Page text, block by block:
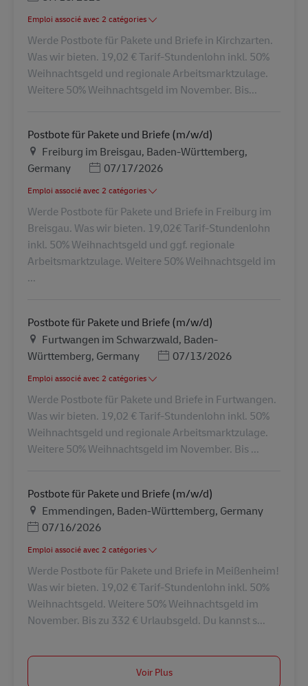
Emploi associé avec 2 catégories
Werde Postbote für Pakete und Briefe in Kirchzarten.
Was wir bieten. 19,02 € Tarif-Stundenlohn inkl. 50%
Weihnachtsgeld und regionale Arbeitsmarktzulage.
Weitere 50% Weihnachtsgeld im November. Bis...
Postbote für Pakete und Briefe (m/w/d)
LieuFreiburg im Breisgau, Baden-Württemberg,
Germany
Posted Date
07/17/2026
Emploi associé avec 2 catégories
Werde Postbote für Pakete und Briefe in Freiburg im
Breisgau. Was wir bieten. 19,02€ Tarif-Stundenlohn
inkl. 50% Weihnachtsgeld und ggf. regionale
Arbeitsmarktzulage. Weitere 50% Weihnachtsgeld im
...
Postbote für Pakete und Briefe (m/w/d)
LieuFurtwangen im Schwarzwald, Baden-
Württemberg, Germany
Posted Date
07/13/2026
Emploi associé avec 2 catégories
Werde Postbote für Pakete und Briefe in Furtwangen.
Was wir bieten. 19,02 € Tarif-Stundenlohn inkl. 50%
Weihnachtsgeld und regionale Arbeitsmarktzulage.
Weitere 50% Weihnachtsgeld im November. Bis ...
Postbote für Pakete und Briefe (m/w/d)
LieuEmmendingen, Baden-Württemberg, Germany
Posted Date
07/16/2026
Emploi associé avec 2 catégories
Werde Postbote für Pakete und Briefe in Meißenheim!
Was wir bieten. 19,02 € Tarif-Stundenlohn inkl. 50%
Weihnachtsgeld. Weitere 50% Weihnachtsgeld im
November. Bis zu 332 € Urlaubsgeld. Du kannst s...
Voir Plus